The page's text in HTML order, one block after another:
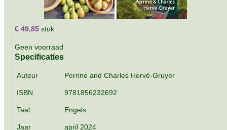
€ 49,85 stuk
Geen voorraad
Specificaties
Auteur Perrine and Charles Hervé-Gruyer
ISBN 9781856232692
Taal Engels
Jaar april 2024